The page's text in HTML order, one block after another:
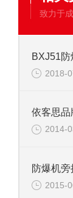
致力于
BXJ51
2018-
2014-
防爆机
2015-